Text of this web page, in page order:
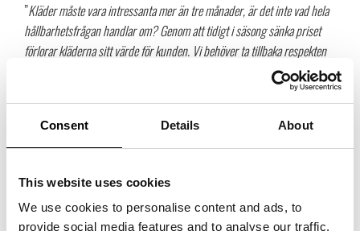
Consent Details About
This website uses cookies
We use cookies to personalise content and ads, to
provide social media features and to analyse our traffic.
”Kläder måste vara intressanta mer än tre månader, är det inte vad hela
hållbarhetsfrågan handlar om? Genom att tidigt i säsong sänka priset
förlorar kläderna sitt värde för kunden. Vi behöver ta tillbaka respekten
för kläder och istället hjälpa kunden att göra medvetna val som håller
över tid. Jag förordar fastställda realisationsdatum, precis som i
Ulrika Nilsson
, ägare till butiken Jus i Stockholm.
”Jag upplever att butikerna rear sina produkter för ofta och i för långa
perioder. Det är ”alltid” rea hos vissa kunder, vilket gör att man vänjer
konsumenterna att aldrig köpa till fullt pris.”